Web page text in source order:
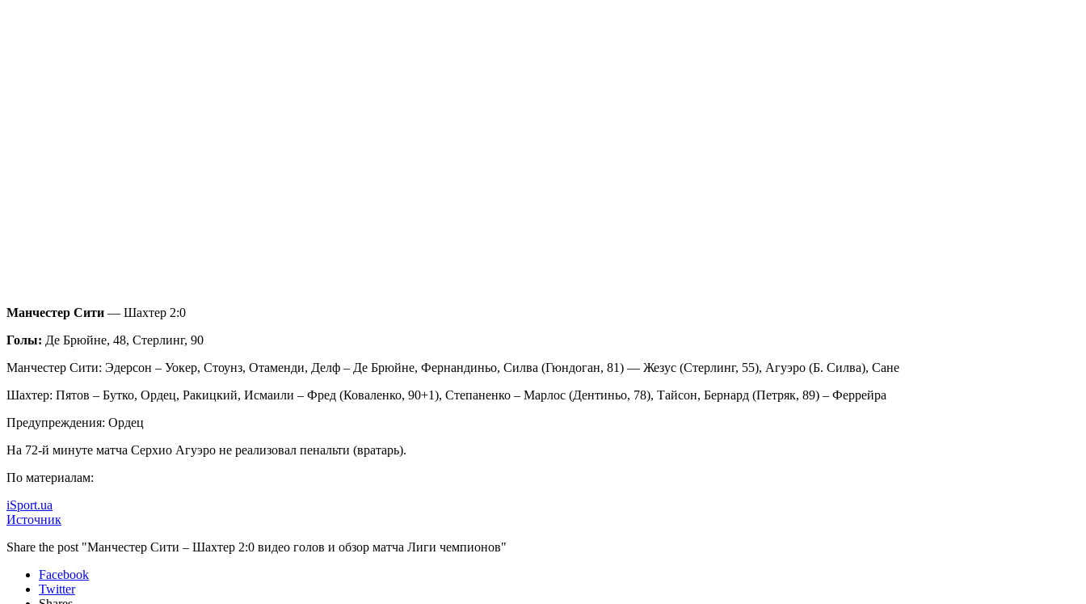
Манчестер Сити — Шахтер 2:0
Голы: Де Брюйне, 48, Стерлинг, 90
Манчестер Сити: Эдерсон – Уокер, Стоунз, Отаменди, Делф – Де Брюйне, Фернандиньо, Силва (Гюндоган, 81) — Жезус (Стерлинг, 55), Агуэро (Б. Силва), Сане
Шахтер: Пятов – Бутко, Ордец, Ракицкий, Исмаили – Фред (Коваленко, 90+1), Степаненко – Марлос (Дентиньо, 78), Тайсон, Бернард (Петряк, 89) – Феррейра
Предупреждения: Ордец
На 72-й минуте матча Серхио Агуэро не реализовал пенальти (вратарь).
По материалам:
iSport.ua
Источник
Share the post "Манчестер Сити – Шахтер 2:0 видео голов и обзор матча Лиги чемпионов"
Facebook
Twitter